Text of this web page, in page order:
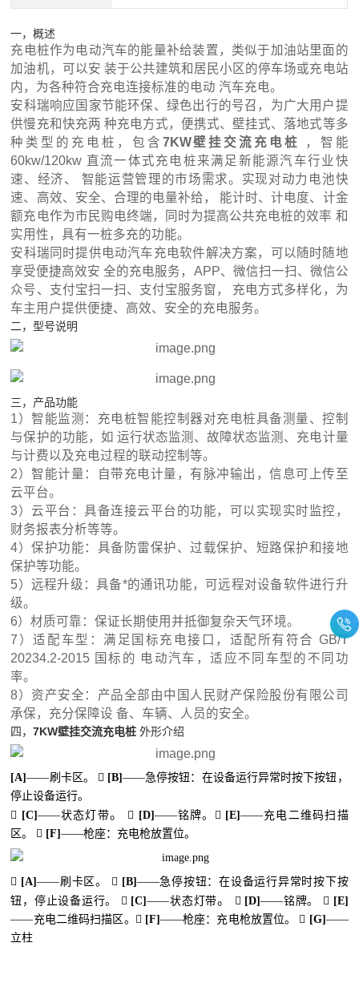
一，概述
充电桩作为电动汽车的能量补给装置，类似于加油站里面的
加油机，可以安 装于公共建筑和居民小区的停车场或充电站
内，为各种符合充电连接标准的电动 汽车充电。
安科瑞响应国家节能环保、绿色出行的号召，为广大用户提
供慢充和快充两 种充电方式，便携式、壁挂式、落地式等多
种类型的充电桩，包含 7KW壁挂交流充电桩
，智能
60kw/120kw 直流一体式充电桩来满足新能源汽车行业快
速、经济、 智能运营管理的市场需求。实现对动力电池快
速、高效、安全、合理的电量补给， 能计时、计电度、计金
额充电作为市民购电终端，同时为提高公共充电桩的效率 和
实用性，具有一桩多充的功能。
安科瑞同时提供电动汽车充电软件解决方案，可以随时随地
享受便捷高效安 全的充电服务，APP、微信扫一扫、微信公
众号、支付宝扫一扫、支付宝服务窗， 充电方式多样化，为
车主用户提供便捷、高效、安全的充电服务。
二，型号说明
三，产品功能
1）智能监测：充电桩智能控制器对充电桩具备测量、控制
与保护的功能，如 运行状态监测、故障状态监测、充电计量
与计费以及充电过程的联动控制等。
2）智能计量：自带充电计量，有脉冲输出，信息可上传至
云平台。
3）云平台：具备连接云平台的功能，可以实现实时监控，
财务报表分析等等。
4）保护功能：具备防雷保护、过载保护、短路保护和接地
保护等功能。
5）远程升级：具备*的通讯功能，可远程对设备软件进行升
级。
6）材质可靠：保证长期使用并抵御复杂天气环境。
7）适配车型：满足国标充电接口，适配所有符合 GB/T
20234.2-2015 国标的 电动汽车，适应不同车型的不同功
率。
8）资产安全：产品全部由中国人民财产保险股份有限公司
承保，充分保障设 备、车辆、人员的安全。
四，7KW壁挂交流充电桩 外形介绍
[A]——刷卡区。  [B]——急停按钮：在设备运行异常时按下按钮，
停止设备运行。
 [C] ——状态灯带。  [D] ——铭牌。  [E] ——充电二维码扫描
区。  [F]——枪座：充电枪放置位。
 [A]——刷卡区。  [B] ——急停按钮：在设备运行异常时按下按
钮，停止设备运行。  [C]——状态灯带。  [D]——铭牌。  [E]
——充电二维码扫描区。  [F] ——枪座：充电枪放置位。  [G] ——
立柱